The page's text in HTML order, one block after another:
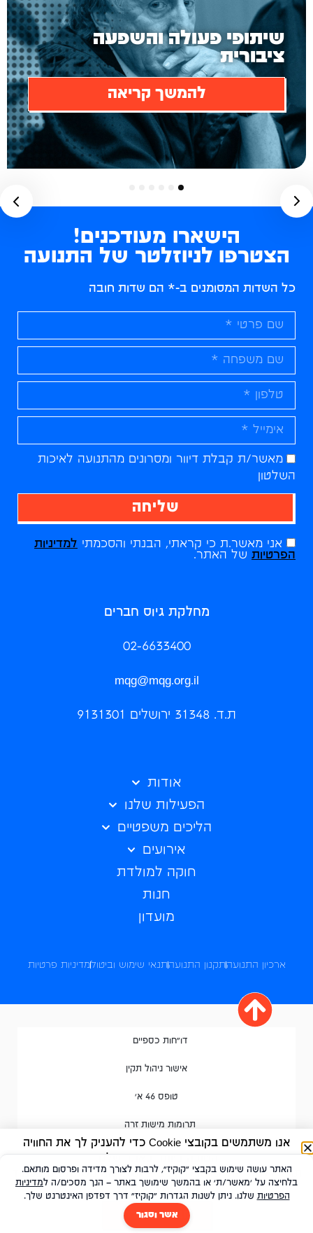
תכנון ובניית מדיניות
להמשך קריאה
אודות
הפעילות שלנו
הליכים משפטיים
אירועים
חוקה למולדת
חנות
מועדון
ארכיון התנועהתקנון התנועהתנאי שימוש וביטולמדיניות פרטיות
הישארו מעודכנים!
הצטרפו לניוזלטר של התנועה
כל השדות המסומנים ב-* הם שדות חובה
מאשר/ת קבלת דיוור ומסרונים מהתנועה לאיכות
השלטון
אני מאשר.ת כי קראתי, הבנתי והסכמתי למדיניות
הפרטיות של האתר.
שליחה
מחלקת גיוס חברים
02-6633400
mqg@mqg.org.il
ת.ד. 31348 ירושלים 9131301
דו"חות כספיים
אישור ניהול תקין
טופס 46 א'
תרומות מישות זרה
חדש!חנות מאבקי התנועה
עיצוב ופיתוח: קבוצת מינוף
אשר וסגור
האתר עושה שימוש בקבצי "קוקיז", לרבות לצורך מדידה ופרסום מותאם.
בלחיצה על 'מאשר/ת' או בהמשך שימושך באתר – הנך מסכים/ה למדיניות
הפרטיות שלנו. ניתן לשנות הגדרות "קוקיז" דרך דפדפן האינטרנט שלך.
אנו משתמשים בקובצי Cookie כדי להעניק לך את החוויה
תוכל ללמוד עוד על אילו קובצי Cookie אנו משתמשים בעמוד
מדיניות הפרטיות
הבנתי, סגירה